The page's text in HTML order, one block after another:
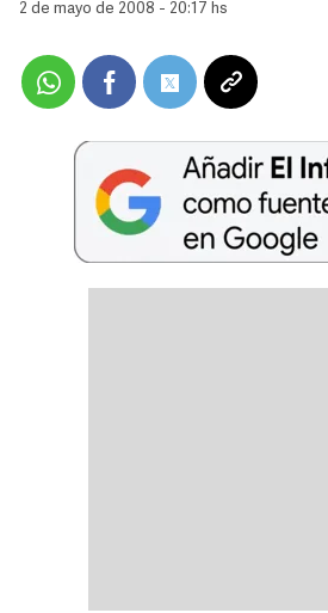
2 de mayo de 2008 - 20:17 hs